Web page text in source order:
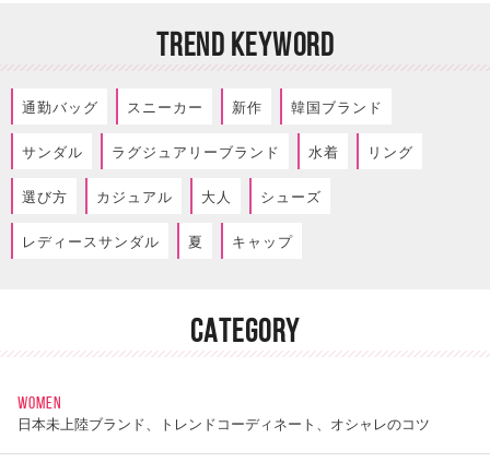
TREND KEYWORD
通勤バッグ スニーカー 新作 韓国ブランド
サンダル ラグジュアリーブランド 水着 リング
選び方 カジュアル 大人 シューズ
レディースサンダル 夏 キャップ
CATEGORY
WOMEN
日本未上陸ブランド、トレンドコーディネート、オシャレのコツ